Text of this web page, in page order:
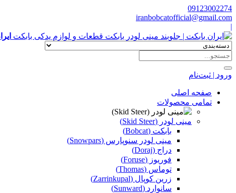
09123002274
iranbobcatofficial@gmail.com
|
ورود | ثبت‌نام
صفحه اصلی
تمامی محصولات
مینی لودر (Skid Steer)
بابکت (Bobcat)
مینی لودر سنوپارس (Snowpars)
دراج (Doraj)
فوریوز (Foruse)
توماس (Thomas)
زرین کوپال (Zarrinkupal)
سانوارد (Sunward)